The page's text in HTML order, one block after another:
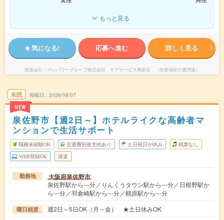
もっと見る
気になる! 応募へ進む 詳しく見る
派遣会社 マンパワーグループ株式会社 ケアサービス事業部 （医療福祉介護関連）
未読
NEW
掲載日 2026/08/07
泉佐野市【週2日～】ホテルライクな高齢者マ
ンションで生活サポート
職種未経験OK 交通費別途支給あり 土日祝日が休み 残業なし
WEB登録OK 派遣
勤務地 大阪府泉佐野市
泉佐野駅から---分／りんくうタウン駅から---分／日根野駅か
ら---分／羽倉崎駅から---分／鶴原駅から---分
曜日頻度 週2日～5日OK（月～金） ★土日休みOK